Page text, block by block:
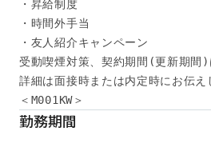
・昇給制度
・時間外手当
・友人紹介キャンペーン
受動喫煙対策、契約期間(更新期間
詳細は面接時または内定時にお伝え
＜M001KW＞
勤務期間